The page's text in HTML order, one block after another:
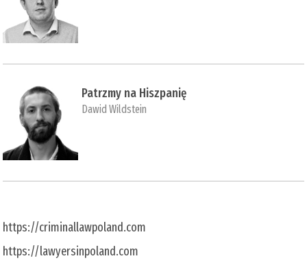
Patrzmy na Hiszpanię
Dawid Wildstein
https://criminallawpoland.com
https://lawyersinpoland.com